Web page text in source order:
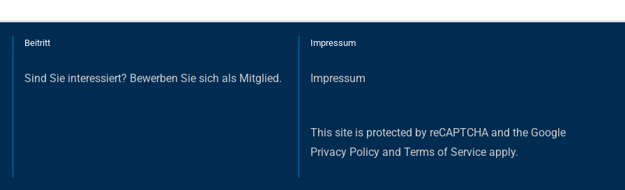
Beitritt
Sind Sie interessiert? Bewerben Sie sich als Mitglied.
Impressum
Impressum
This site is protected by reCAPTCHA and the Google
Privacy Policy andTerms of Service apply.